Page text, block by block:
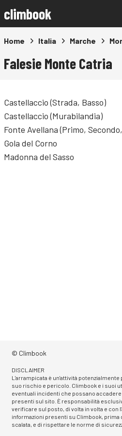
climbook
Home Italia Marche
Falesie Monte Catria
Castellaccio (Strada, Basso)
Castellaccio (Murabilandia)
Fonte Avellana (Primo,
Gola del Corno
Madonna del Sasso
© Climbook
DISCLAIMER
L'arrampicata è un'attività potenzialmente
suo rischio e pericolo. Climbook e i suoi
eventuali incidenti che possano
presenti sul sito. È responsabilità
verificare sul posto, di volta in volta e con
informazioni presenti su Climbook,
scalata, e di rispettare le norme di